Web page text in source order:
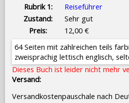
Rubrik 1:
Reiseführer
Zustand:
Sehr gut
Preis:
12,00 €
64 Seiten mit zahlreichen teils
zweisprachig lettisch englisch,
Dieses Buch ist leider nicht mehr
Versand:
Versandkostenpauschale nach